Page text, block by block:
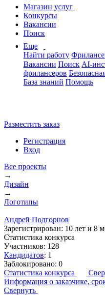
Магазин услуг
Конкурсы
Вакансии
Поиск
Еще
Найти работу
Вакансии Поиск AI-
фрилансеров
База знаний Помощь
Разместить заказ
Регистрация
Вход
Все проекты
→
Дизайн
→
Логотипы
Андрей Подгорнов
Зарегистрирован: 10 лет и 8
Статистика конкурса
Участников: 128
Кандидатов: 1
Заблокировано: 0
Статистика конкурса
Информация о заказчике,
Свернуть